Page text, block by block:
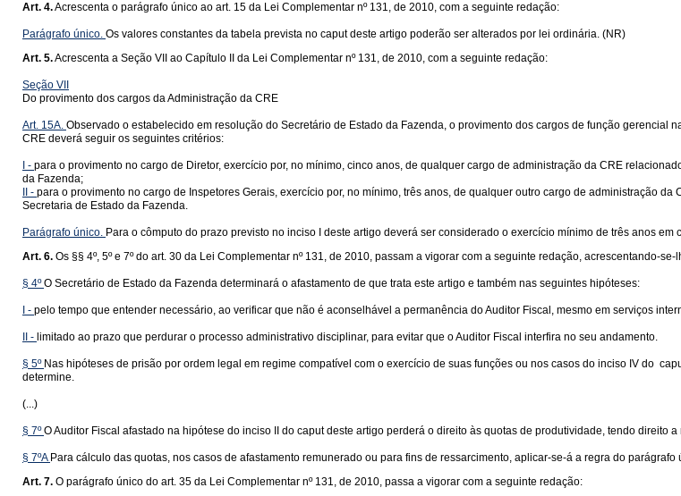
Art. 4.Acrescenta o parágrafo único ao art. 15 da Lei Complementar nº 131, de 2010, com a seguinte redação:
Parágrafo único. Os valores constantes da tabela prevista no caput deste artigo poderão ser alterados por lei ordinária. (NR)
Art. 5.Acrescenta a Seção VII ao Capítulo II da Lei Complementar nº 131, de 2010, com a seguinte redação:
Seção VII
Do provimento dos cargos da Administração da CRE
Art. 15A. Observado o estabelecido em resolução do Secretário de Estado da Fazenda, o provimento dos cargos de função gerencial
CRE deverá seguir os seguintes critérios:
I - para o provimento no cargo de Diretor, exercício por, no mínimo, cinco anos, de qualquer cargo de administração da CRE
da Fazenda;
II - para o provimento no cargo de Inspetores Gerais, exercício por, no mínimo, três anos, de qualquer outro cargo de administração
Secretaria de Estado da Fazenda.
Parágrafo único. Para o cômputo do prazo previsto no inciso I deste artigo deverá ser considerado o exercício mínimo de três anos
Art. 6. Os §§ 4º, 5º e 7º do art. 30 da Lei Complementar nº 131, de 2010, passam a vigorar com a seguinte redação, acrescentando-se-
§ 4ºO Secretário de Estado da Fazenda determinará o afastamento de que trata este artigo e também nas seguintes hipóteses:
I - pelo tempo que entender necessário, ao verificar que não é aconselhável a permanência do Auditor Fiscal, mesmo em serviços
II - limitado ao prazo que perdurar o processo administrativo disciplinar, para evitar que o Auditor Fiscal interfira no seu andamento.
§ 5º Nas hipóteses de prisão por ordem legal em regime compatível com o exercício de suas funções ou nos casos do inciso IV do
determine.
(...)
§ 7ºO Auditor Fiscal afastado na hipótese do inciso II do caput deste artigo perderá o direito às quotas de produtividade, tendo direito
§ 7ºA Para cálculo das quotas, nos casos de afastamento remunerado ou para fins de ressarcimento, aplicar-se-á a regra do parágrafo
Art. 7. O parágrafo único do art. 35 da Lei Complementar nº 131, de 2010, passa a vigorar com a seguinte redação: